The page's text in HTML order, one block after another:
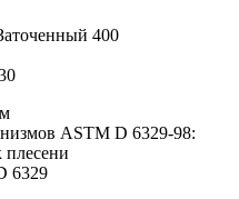
400
ASTM D 6329-98:
плесени
6329